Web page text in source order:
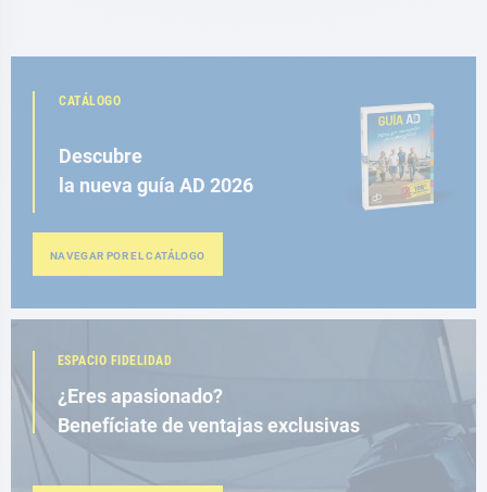
CATÁLOGO
Descubre
la nueva guía AD 2026
NAVEGAR POR EL CATÁLOGO
ESPACIO FIDELIDAD
¿Eres apasionado?
Benefíciate de ventajas exclusivas